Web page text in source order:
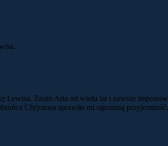
Znam Arta od wielu lat i zawsze
Chrystusa sprawiła mi ogromną